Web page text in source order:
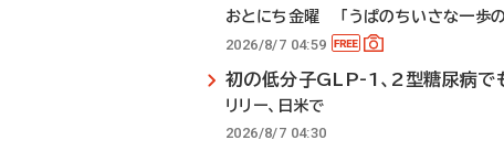
おとにち金曜 「うぱのちいさな一歩の
2026/8/7 04:59
初の低分子GLP-1、2型糖尿病で
リリー、日米で
2026/8/7 04:30